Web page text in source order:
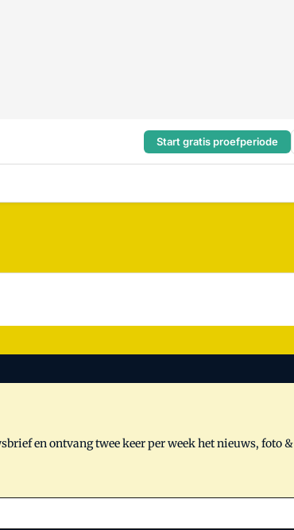
Start gratis proefperiode
en ontvang twee keer per week het nieuws, foto &